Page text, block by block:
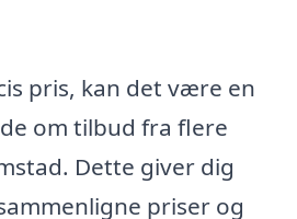
pris, kan det være en
om tilbud fra flere
Dette giver dig
priser og